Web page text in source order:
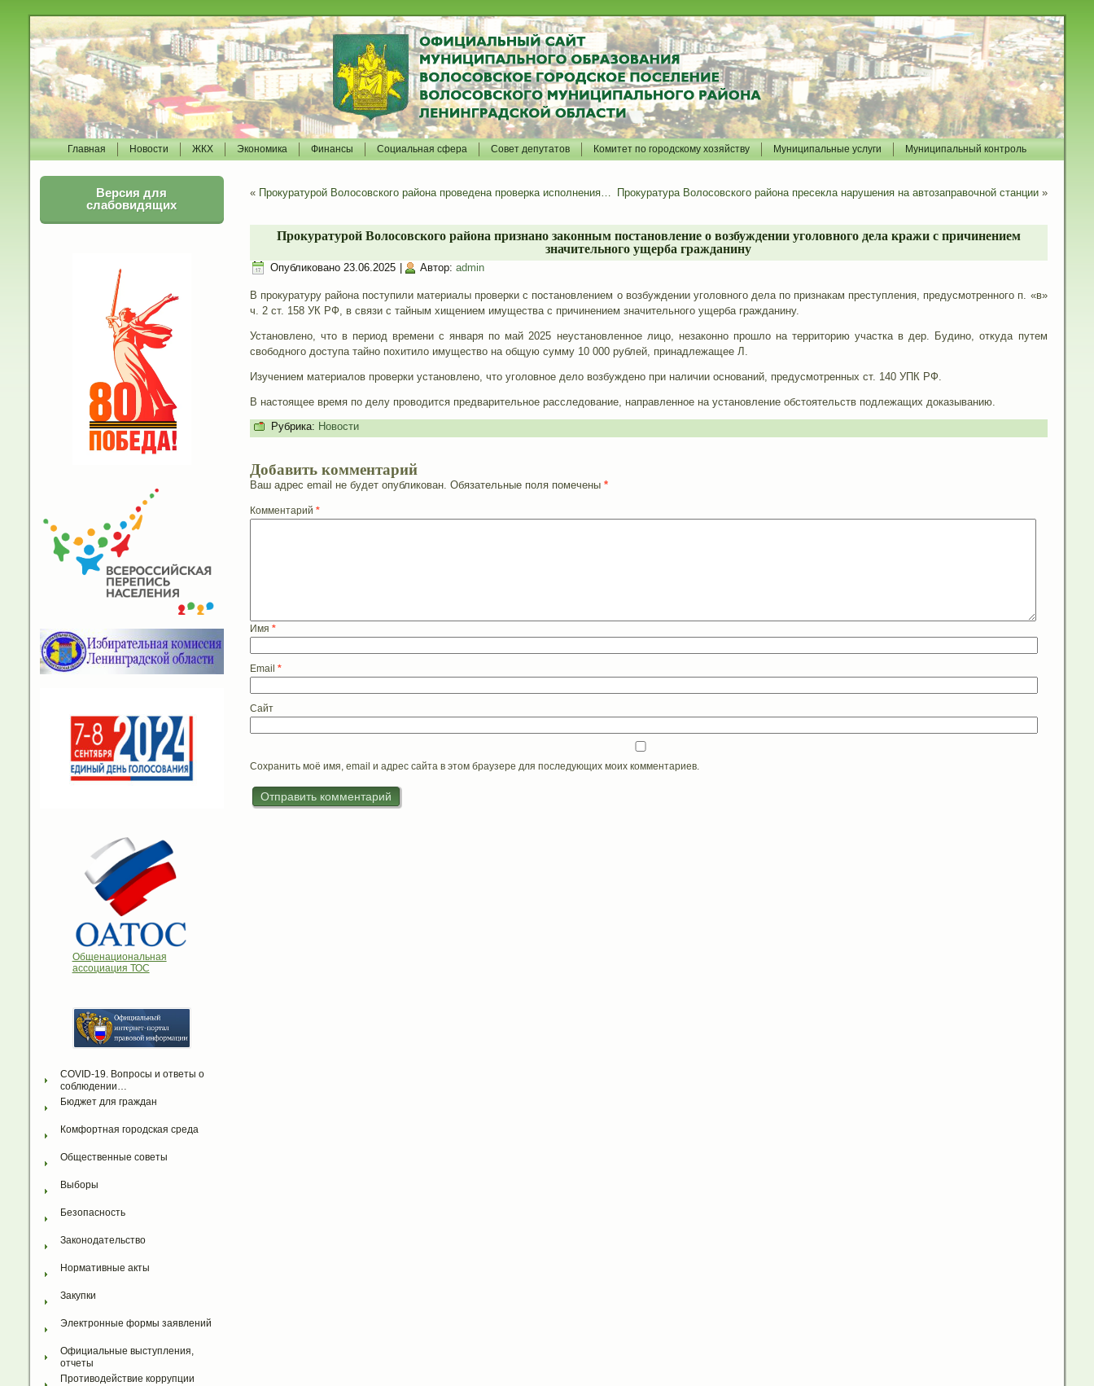
Главная Новости ЖКХ Экономика Финансы Социальная сфера Совет депутатов Комитет по городскому хозяйству Муниципальные услуги Муниципальный контроль
Версия для
слабовидящих
Общенациональная
ассоциация ТОС
COVID-19. Вопросы и ответы о
соблюдении…
Бюджет для граждан
Комфортная городская среда
Общественные советы
Выборы
Безопасность
Законодательство
Нормативные акты
Закупки
Электронные формы заявлений
Официальные выступления,
отчеты
Противодействие коррупции
« Прокуратурой Волосовского района проведена проверка исполнения… Прокуратура Волосовского района пресекла нарушения на автозаправочной станции»
Прокуратурой Волосовского района признано законным постановление о возбуждении уголовного дела кражи с причинением
значительного ущерба гражданину
Опубликовано 23.06.2025 Автор: admin
В прокуратуру района поступили материалы проверки с постановлением о возбуждении уголовного дела по признакам преступления, предусмотренного п. «в»
ч. 2 ст. 158 УК РФ, в связи с тайным хищением имущества с причинением значительного ущерба гражданину.
Установлено, что в период времени с января по май 2025 неустановленное лицо, незаконно прошло на территорию участка в дер. Будино, откуда путем
свободного доступа тайно похитило имущество на общую сумму 10 000 рублей, принадлежащее Л.
Изучением материалов проверки установлено, что уголовное дело возбуждено при наличии оснований, предусмотренных ст. 140 УПК РФ.
В настоящее время по делу проводится предварительное расследование, направленное на установление обстоятельств подлежащих доказыванию.
Рубрика: Новости
Добавить комментарий
Ваш адрес email не будет опубликован. Обязательные поля помечены *
Комментарий *
Имя *
Email *
Сайт
Сохранить моё имя, email и адрес сайта в этом браузере для последующих моих комментариев.